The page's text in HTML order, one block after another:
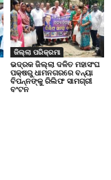
ଜିଲ୍ଲା ପରିକ୍ରମା
ଭଦ୍ରକ ଜିଲ୍ଲା ଦଳିତ ମହାସଂଘ
ପକ୍ଷରୁ ଧାମନଗରରେ ବନ୍ୟା
ବିପନ୍ନଙ୍କୁ ରିଲିଫ ସାମଗ୍ରୀ
ବଂଟନ